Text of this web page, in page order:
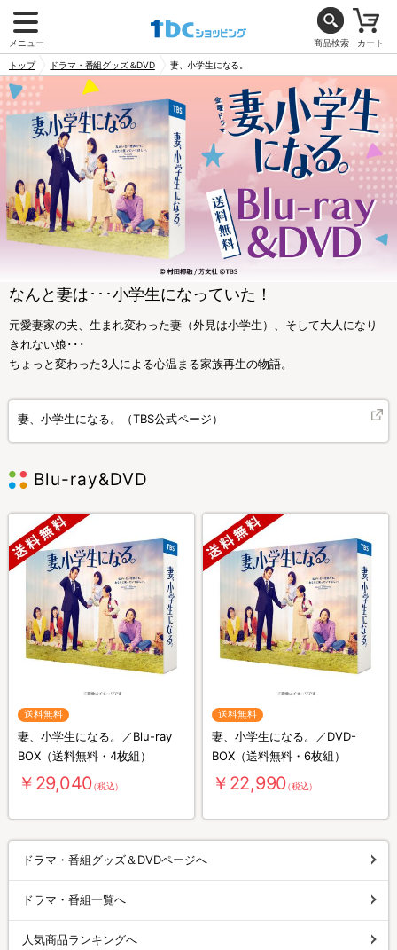
メニュー 商品検索 カート
トップ ドラマ・番組グッズ＆DVD 妻、小学生になる。
なんと妻は･･･小学生になっていた！
元愛妻家の夫、生まれ変わった妻（外見は小学生）、そして大人になり
きれない娘･･･
ちょっと変わった3人による心温まる家族再生の物語。
妻、小学生になる。（TBS公式ページ）
Blu-ray&DVD
送料無料
妻、小学生になる。／Blu-ray
BOX（送料無料・4枚組）
￥29,040（税込）
送料無料
妻、小学生になる。／DVD-
BOX（送料無料・6枚組）
￥22,990（税込）
ドラマ・番組グッズ＆DVDページへ
ドラマ・番組一覧へ
人気商品ランキングへ